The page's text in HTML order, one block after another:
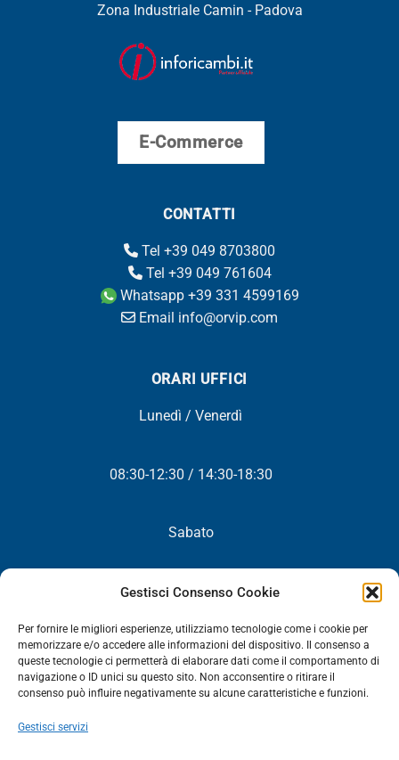
Gestisci Consenso Cookie
Per fornire le migliori esperienze, utilizziamo tecnologie come i cookie per
memorizzare e/o accedere alle informazioni del dispositivo. Il consenso a
queste tecnologie ci permetterà di elaborare dati come il comportamento di
navigazione o ID unici su questo sito. Non acconsentire o ritirare il
consenso può influire negativamente su alcune caratteristiche e funzioni.
Gestisci servizi
Zona Industriale Camin - Padova
E-Commerce
CONTATTI
Tel +39 049 8703800
Tel +39 049 761604
Whatsapp +39 331 4599169
Email info@orvip.com
ORARI UFFICI
Lunedì / Venerdì
08:30-12:30 / 14:30-18:30
Sabato
Chiuso
NEWSLETTER